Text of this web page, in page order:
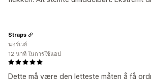
Dette må være den letteste måten å få
Straps
นอร์เวย์
12 นาที ในการใช้แอป